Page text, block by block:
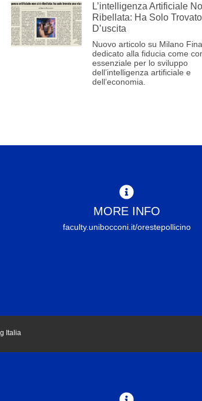
L’intelligenza Artificiale
Ribellata: Ha Solo
D’uscita
Nuovo articolo su Milano
dedicato alla fiducia come
essenziale per lo sviluppo
dell’intelligenza artificiale e
dell’economia.
MORE INFO
faculty.unibocconi.it/orestepollicino
Italia